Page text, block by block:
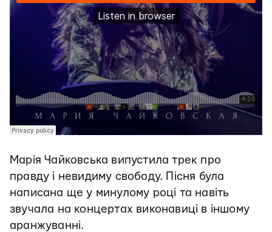
Марія Чайковська випустила трек про
правду і невидиму свободу. Пісня була
написана ще у минулому році та навіть
звучала на концертах виконавиці в іншому
аранжуванні.